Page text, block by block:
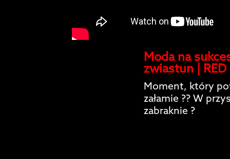
Moda na
zwiastun | RED
Moment, który
załamie ?? W
zabraknie ?